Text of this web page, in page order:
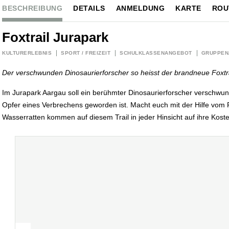
BESCHREIBUNG DETAILS ANMELDUNG KARTE
Foxtrail Jurapark
KULTURERLEBNIS SPORT / FREIZEIT SCHULKLASSENANGEBOT
Der verschwunden Dinosaurierforscher so heisst der brandneue
Im Jurapark Aargau soll ein berühmter Dinosaurierforscher
Opfer eines Verbrechens geworden ist. Macht euch mit der Hilfe
Wasserratten kommen auf diesem Trail in jeder Hinsicht auf ihre